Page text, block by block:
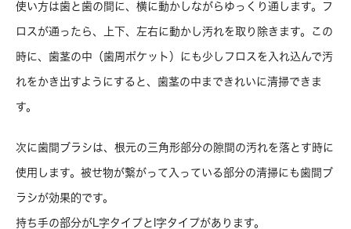
使い方は歯と歯の間に、横に動かしながらゆっくり通します。フ
ロスが通ったら、上下、左右に動かし汚れを取り除きます。この
時に、歯茎の中（歯周ポケット）にも少しフロスを入れ込んで汚
れをかき出すようにすると、歯茎の中まできれいに清掃できま
す。
次に歯間ブラシは、根元の三角形部分の隙間の汚れを落とす時に
使用します。被せ物が繋がって入っている部分の清掃にも歯間ブ
ラシが効果的です。
持ち手の部分がL字タイプとI字タイプがあります。